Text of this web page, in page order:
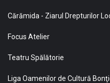
Cărămida - Ziarul Drepturilor
Focus Atelier
Teatru Spălătorie
Liga Oamenilor de Cultură